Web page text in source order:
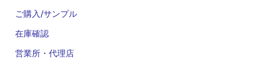
ご購入/サンプル
在庫確認
営業所・代理店